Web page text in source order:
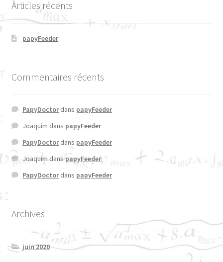
Articles récents
papyFeeder
Commentaires récents
PapyDoctordans papyFeeder
Joaquim dans papyFeeder
PapyDoctordans papyFeeder
JoaquimdanspapyFeeder
PapyDoctordans papyFeeder
Archives
juin 2020